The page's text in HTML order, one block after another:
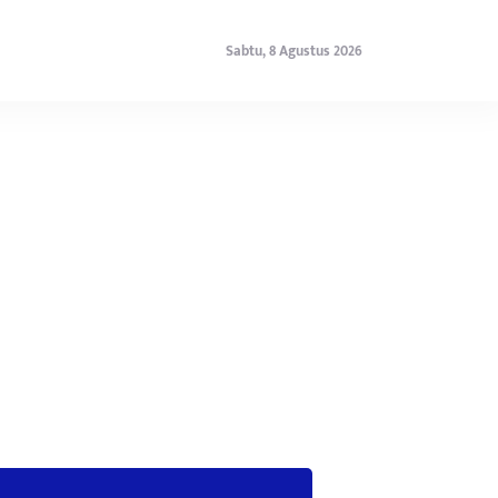
Sabtu, 8 Agustus 2026